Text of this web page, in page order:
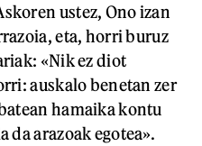
ustez, Ono izan
eta, horri buruz
«Nik ez diot
auskalo benetan zer
hamaika kontu
da arazoak egotea».